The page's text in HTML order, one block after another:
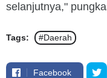
selanjutnya,"
Tags: #Daerah
Facebook